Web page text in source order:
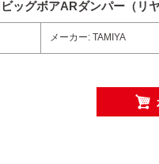
グボアARダンパー（リヤ
メーカー: TAMIYA